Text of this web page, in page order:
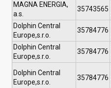
MAGNA ENERGIA,
a.s.
35743565
Dolphin Central
Europe,s.r.o.
35784776
Dolphin Central
Europe,s.r.o.
35784776
Dolphin Central
Europe,s.r.o.
35784776